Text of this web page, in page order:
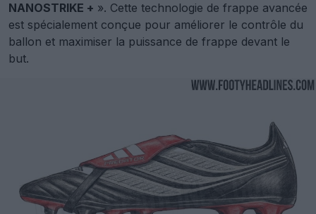
NANOSTRIKE + ». Cette technologie de frappe avancée
est spécialement conçue pour améliorer le contrôle du
ballon et maximiser la puissance de frappe devant le
but.